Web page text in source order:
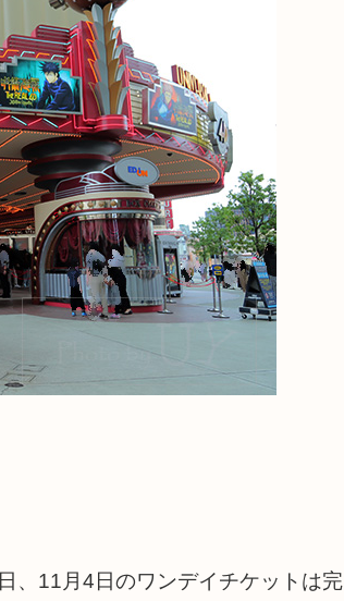
、11月4日のワンデイチケットは完